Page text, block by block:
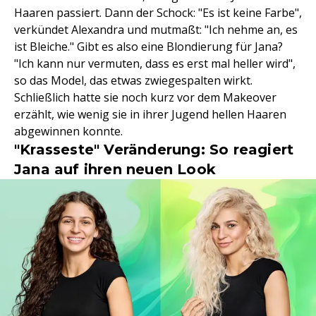
Haaren passiert. Dann der Schock: "Es ist keine Farbe",
verkündet Alexandra und mutmaßt: "Ich nehme an, es
ist Bleiche." Gibt es also eine Blondierung für Jana?
"Ich kann nur vermuten, dass es erst mal heller wird",
so das Model, das etwas zwiegespalten wirkt.
Schließlich hatte sie noch kurz vor dem Makeover
erzählt, wie wenig sie in ihrer Jugend hellen Haaren
abgewinnen konnte.
"Krasseste" Veränderung: So reagiert
Jana auf ihren neuen Look